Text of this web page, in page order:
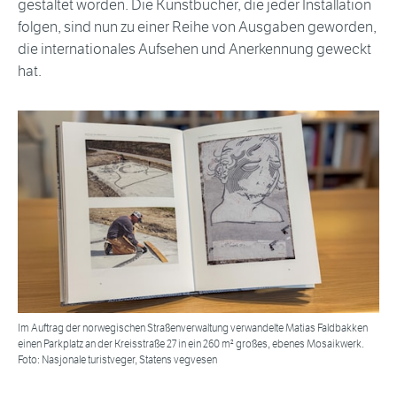
gestaltet worden. Die Kunstbücher, die jeder Installation
folgen, sind nun zu einer Reihe von Ausgaben geworden,
die internationales Aufsehen und Anerkennung geweckt
hat.
Im Auftrag der norwegischen Straßenverwaltung verwandelte Matias Faldbakken
einen Parkplatz an der Kreisstraße 27 in ein 260 m² großes, ebenes Mosaikwerk.
Foto: Nasjonale turistveger, Statens vegvesen